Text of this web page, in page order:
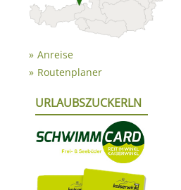
Anreise
Routenplaner
URLAUBSZUCKERLN